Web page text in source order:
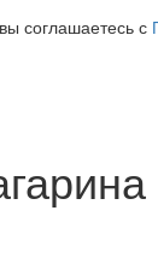
соглашаетесь с